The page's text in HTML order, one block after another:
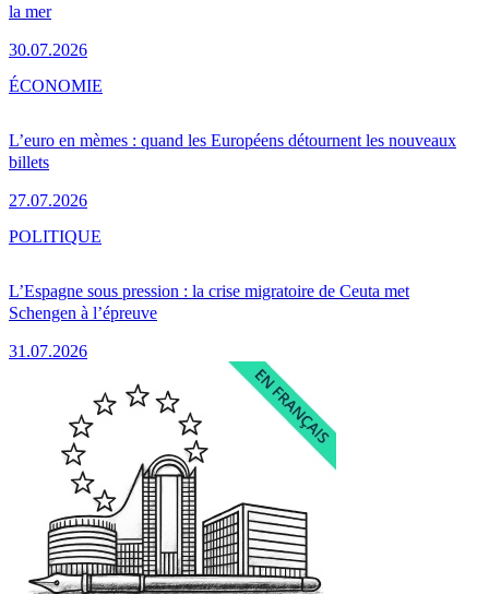
la mer
30.07.2026
L’euro en mèmes : quand les Européens détournent les nouveaux
billets
27.07.2026
ÉCONOMIE
L’Espagne sous pression : la crise migratoire de Ceuta met
Schengen à l’épreuve
31.07.2026
POLITIQUE